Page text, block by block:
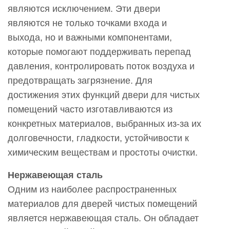
являются исключением. Эти двери
являются не только точками входа и
выхода, но и важными компонентами,
которые помогают поддерживать перепад
давления, контролировать поток воздуха и
предотвращать загрязнение. Для
достижения этих функций двери для чистых
помещений часто изготавливаются из
конкретных материалов, выбранных из-за их
долговечности, гладкости, устойчивости к
химическим веществам и простоты очистки.
Нержавеющая сталь
Одним из наиболее распространенных
материалов для дверей чистых помещений
является нержавеющая сталь. Он обладает